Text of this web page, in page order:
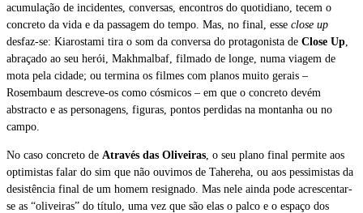
acumulação de incidentes, conversas, encontros do quotidiano, tecem o
concreto da vida e da passagem do tempo. Mas, no final, esse close up
desfaz-se: Kiarostami tira o som da conversa do protagonista de Close Up
abraçado ao seu herói, Makhmalbaf, filmado de longe, numa viagem de
mota pela cidade; ou termina os filmes com planos muito gerais –
Rosembaum descreve-os como cósmicos – em que o concreto devém
abstracto e as personagens, figuras, pontos perdidas na montanha ou no
campo.
No caso concreto de Através das Oliveiras , o seu plano final permite aos
optimistas falar do sim que não ouvimos de Tahereha, ou aos pessimistas da
desistência final de um homem resignado. Mas nele ainda pode acrescentar-
se as “oliveiras” do título, uma vez que são elas o palco e o espaço dos